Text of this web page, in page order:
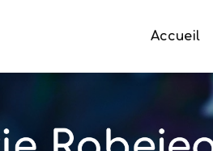
Accueil